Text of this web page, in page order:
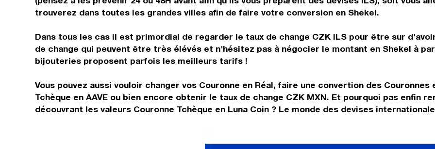
trouverez dans toutes les grandes villes afin de faire votre conversion en Shekel.
Dans tous les cas il est primordial de regarder le taux de change CZK ILS pour être sur
de change qui peuvent être très élévés et n'hésitez pas à négocier le montant en Shekel à
bijouteries proposent parfois les meilleurs tarifs !
Vous pouvez aussi vouloir changer vos Couronne en Réal, faire une convertion des
Tchèque en AAVE ou bien encore obtenir le taux de change CZK MXN. Et pourquoi pas enfin
découvrant les valeurs Couronne Tchèque en Luna Coin ? Le monde des devises